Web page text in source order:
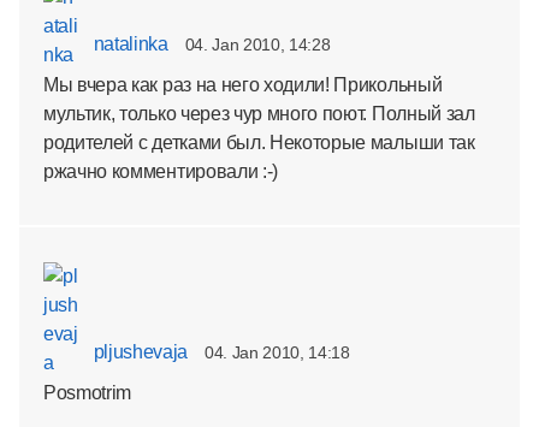
natalinka 04. Jan 2010, 14:28
Мы вчера как раз на него ходили! Прикольный
мультик, только через чур много поют. Полный зал
родителей с детками был. Некоторые малыши так
ржачно комментировали :-)
pljushevaja 04. Jan 2010, 14:18
Posmotrim